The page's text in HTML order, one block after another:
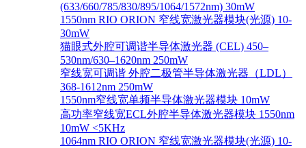
(633/660/785/830/895/1064/1572nm) 30mW
1550nm RIO ORION 窄线宽激光器模块(光源) 10-
30mW
猫眼式外腔可调谐半导体激光器 (CEL) 450–
530nm/630–1620nm 250mW
窄线宽可调谐 外腔二极管半导体激光器（LDL）
368-1612nm 250mW
1550nm窄线宽单频半导体激光器模块 10mW
高功率窄线宽ECL外腔半导体激光器模块 1550nm
10mW <5KHz
1064nm RIO ORION 窄线宽激光器模块(光源) 10-